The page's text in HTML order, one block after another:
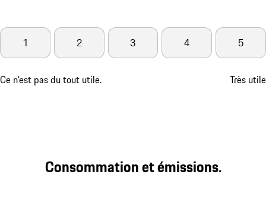
Ce n'est pas du tout utile.
1 2 3 4 5
Très utile
Consommation et émissions.